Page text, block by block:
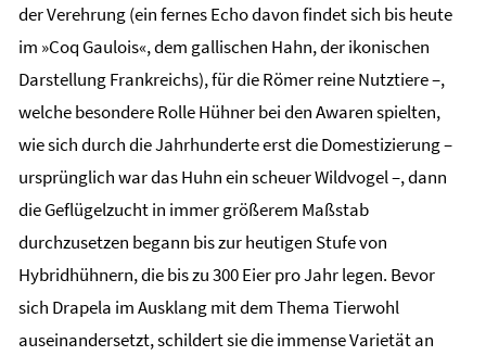
der Verehrung (ein fernes Echo davon findet sich bis heute
im »Coq Gaulois«, dem gallischen Hahn, der ikonischen
Darstellung Frankreichs), für die Römer reine Nutztiere –,
welche besondere Rolle Hühner bei den Awaren spielten,
wie sich durch die Jahrhunderte erst die Domestizierung –
ursprünglich war das Huhn ein scheuer Wildvogel –, dann
die Geflügelzucht in immer größerem Maßstab
durchzusetzen begann bis zur heutigen Stufe von
Hybridhühnern, die bis zu 300 Eier pro Jahr legen. Bevor
sich Drapela im Ausklang mit dem Thema Tierwohl
auseinandersetzt, schildert sie die immense Varietät an